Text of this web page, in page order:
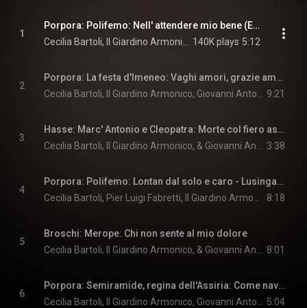
1
Porpora: Polifemo: Nell' attendere mio bene (Ed. Sanderson)
140K plays 5:12
2
Porpora: La festa d'Imeneo: Vaghi amori, grazie amate (Ed. Sanderson)
9:21
3
Hasse: Marc' Antonio e Cleopatra: Morte col fiero aspetto (Ed. Wiesend)
3:38
4
Porpora: Polifemo: Lontan dal solo e caro - Lusingato dalla speme (Ed. Sanderson)
8:18
5
Broschi: Merope: Chi non sente al mio dolore
8:01
6
Porpora: Semiramide, regina dell'Assiria: Come nave in ria tempesta
5:04